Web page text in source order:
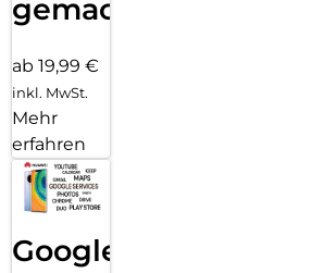
gemacht!
ab 19,99 €
inkl. MwSt.
Mehr
erfahren
Google